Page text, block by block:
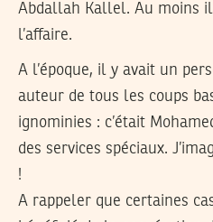
Abdallah Kallel. Au moins
l’affaire.
A l’époque, il y avait un
auteur de tous les coups
ignominies : c’était
des services spéciaux.
!
A rappeler que certaines